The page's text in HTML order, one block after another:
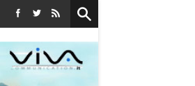
Versiliana - La direttrice lucchese Beatrice Venezi